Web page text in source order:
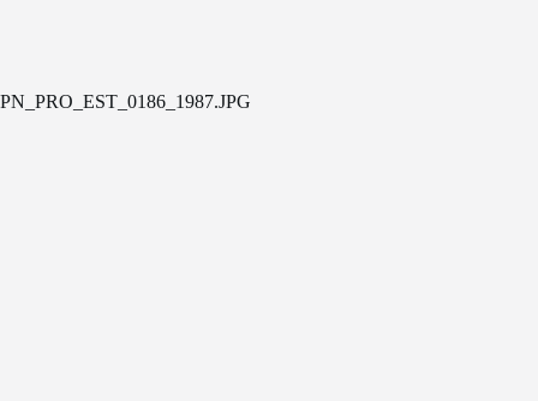
PN_PRO_EST_0186_1987.JPG